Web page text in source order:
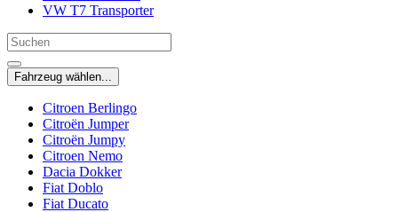
VW T7 Transporter
Fahrzeug wählen...
Citroen Berlingo
Citroën Jumper
Citroën Jumpy
Citroen Nemo
Dacia Dokker
Fiat Doblo
Fiat Ducato